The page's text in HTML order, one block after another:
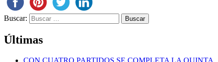
Buscar:
Últimas
CON CUATRO PARTIDOS SE COMPLETA LA QUINTA